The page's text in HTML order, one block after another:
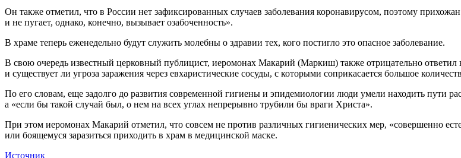
Он также отметил, что в России нет зафиксированных случаев заболевания коронавирусом, поэтому
и не пугает, однако, конечно, вызывает озабоченность».
В храме теперь еженедельно будут служить молебны о здравии тех, кого постигло это опасное заболевание.
В свою очередь известный церковный публицист, иеромонах Макарий (Маркиш) также отрицательно
и существует ли угроза заражения через евхаристические сосуды, с которыми соприкасается большое
По его словам, еще задолго до развития современной гигиены и эпидемиологии люди умели находить пути
а «если бы такой случай был, о нем на всех углах непрерывно трубили бы враги Христа».
При этом иеромонах Макарий отметил, что совсем не против различных гигиенических мер, «совершенно
или боящемуся заразиться приходить в храм в медицинской маске.
Источник